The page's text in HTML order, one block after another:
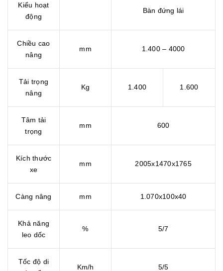
Kiểu hoạt
động
Bàn đứng lái
Chiều cao
nâng
mm 1.400 – 4000
Tải trọng
nâng
Kg 1.400 1.600
Tâm tải
trọng
mm 600
Kích thước
xe
mm 2005x1470x1765
Càng nâng mm 1.070x100x40
Khả năng
leo dốc
% 5/7
Tốc độ di
Km/h 5/5